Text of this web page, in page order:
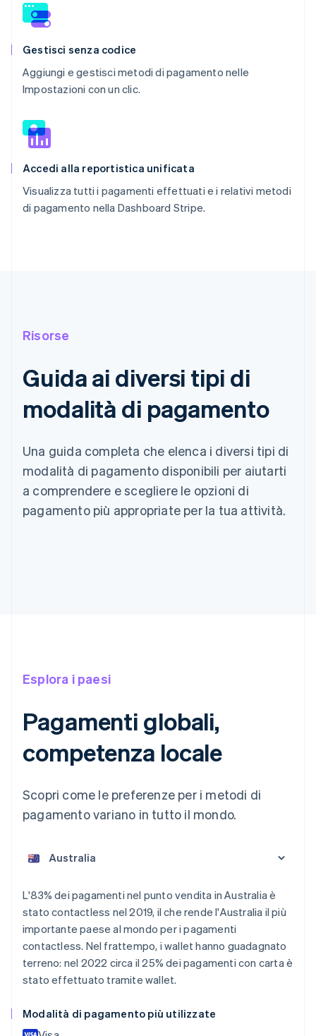
Gestisci senza codice
Aggiungi e gestisci metodi di pagamento nelle
Impostazioni con un clic.
Accedi alla reportistica unificata
Visualizza tutti i pagamenti effettuati e i relativi metodi
di pagamento nella Dashboard Stripe.
Risorse
Guida ai diversi tipi di
modalità di pagamento
Una guida completa che elenca i diversi tipi di
modalità di pagamento disponibili per aiutarti
a comprendere e scegliere le opzioni di
pagamento più appropriate per la tua attività.
Esplora i paesi
Pagamenti globali,
competenza locale
Scopri come le preferenze per i metodi di
pagamento variano in tutto il mondo.
L'83% dei pagamenti nel punto vendita in Australia è
stato contactless nel 2019, il che rende l'Australia il più
importante paese al mondo per i pagamenti
contactless. Nel frattempo, i wallet hanno guadagnato
terreno: nel 2022 circa il 25% dei pagamenti con carta è
stato effettuato tramite wallet.
Modalità di pagamento più utilizzate
Australia
English
Austria
DeutschEnglish
Belgio
English
Brasile
Bulgaria
English